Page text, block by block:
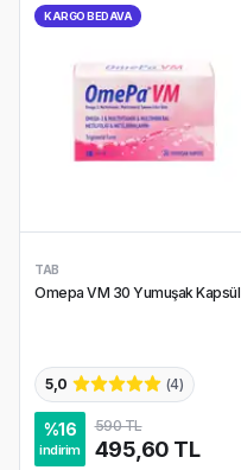
KARGO BEDAVA
TAB
Omepa VM 30 Yumuşak Kapsül
5,0 (4)
%16
indirim
590 TL
495,60 TL